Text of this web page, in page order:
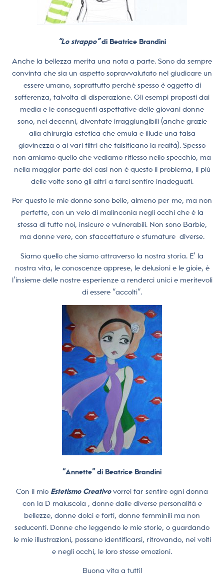
“Lo strappo”di Beatrice Brandini
Anche la bellezza merita una nota a parte. Sono da sempre
convinta che sia un aspetto sopravvalutato nel giudicare un
essere umano, soprattutto perché spesso è oggetto di
sofferenza, talvolta di disperazione. Gli esempi proposti dai
media e le conseguenti aspettative delle giovani donne
sono, nei decenni, diventate irraggiungibili (anche grazie
alla chirurgia estetica che emula e illude una falsa
giovinezza o ai vari filtri che falsificano la realtà). Spesso
non amiamo quello che vediamo riflesso nello specchio, ma
nella maggior parte dei casi non è questo il problema, il più
delle volte sono gli altri a farci sentire inadeguati.
Per questo le mie donne sono belle, almeno per me, ma non
perfette, con un velo di malinconia negli occhi che è la
stessa di tutte noi, insicure e vulnerabili. Non sono Barbie,
ma donne vere, con sfaccettature e sfumature diverse.
Siamo quello che siamo attraverso la nostra storia. E’ la
nostra vita, le conoscenze apprese, le delusioni e le gioie, è
l’insieme delle nostre esperienze a renderci unici e meritevoli
di essere “accolti”.
“Annette” di Beatrice Brandini
Con il mio Estetismo Creativovorrei far sentire ogni donna
con la D maiuscola , donne dalle diverse personalità e
bellezze, donne dolci e forti, donne femminili ma non
seducenti. Donne che leggendo le mie storie, o guardando
le mie illustrazioni, possano identificarsi, ritrovando, nei volti
e negli occhi, le loro stesse emozioni.
Buona vita a tutti!